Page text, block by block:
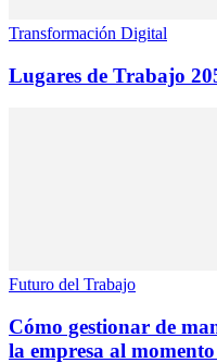
Transformación Digital
Lugares de Trabajo
Futuro del Trabajo
Cómo gestionar de
la empresa al